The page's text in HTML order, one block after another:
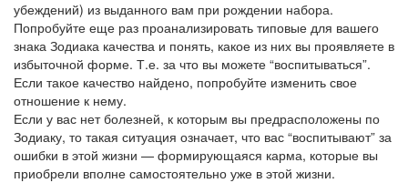
убеждений) из выданного вам при рождении набора.
Попробуйте еще раз проанализировать типовые для вашего
знака Зодиака качества и понять, какое из них вы проявляете в
избыточной форме. Т.е. за что вы можете “воспитываться”.
Если такое качество найдено, попробуйте изменить свое
отношение к нему.
Если у вас нет болезней, к которым вы предрасположены по
Зодиаку, то такая ситуация означает, что вас “воспитывают” за
ошибки в этой жизни — формирующаяся карма, которые вы
приобрели вполне самостоятельно уже в этой жизни.